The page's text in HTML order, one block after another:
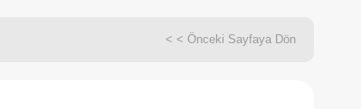
< < Önceki Sayfaya Dön